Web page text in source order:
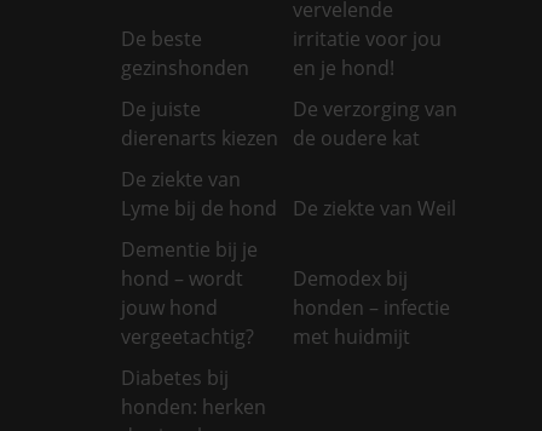
De beste
gezinshonden
vervelende
irritatie voor jou
en je hond!
De juiste
dierenarts kiezen
De verzorging van
de oudere kat
De ziekte van
Lyme bij de hond
De ziekte van Weil
Dementie bij je
hond – wordt
jouw hond
vergeetachtig?
Demodex bij
honden – infectie
met huidmijt
Diabetes bij
honden: herken